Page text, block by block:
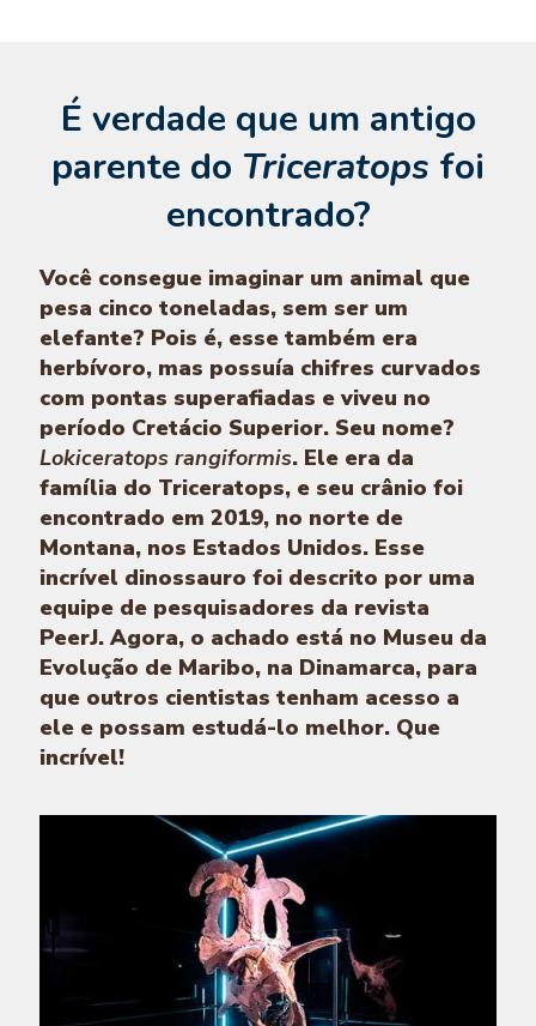
É verdade que um antigo
parente do Triceratops foi
encontrado?
Você consegue imaginar um animal que
pesa cinco toneladas, sem ser um
elefante? Pois é, esse também era
herbívoro, mas possuía chifres curvados
com pontas superafiadas e viveu no
período Cretácio Superior. Seu nome?
Lokiceratops rangiformis. Ele era da
família do Triceratops, e seu crânio foi
encontrado em 2019, no norte de
Montana, nos Estados Unidos. Esse
incrível dinossauro foi descrito por uma
equipe de pesquisadores da revista
PeerJ. Agora, o achado está no Museu da
Evolução de Maribo, na Dinamarca, para
que outros cientistas tenham acesso a
ele e possam estudá-lo melhor. Que
incrível!